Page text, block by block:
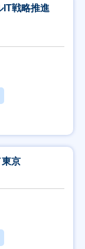
IT戦略推進
東京